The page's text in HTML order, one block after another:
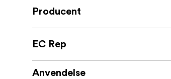
Producent
EC Rep
Anvendelse